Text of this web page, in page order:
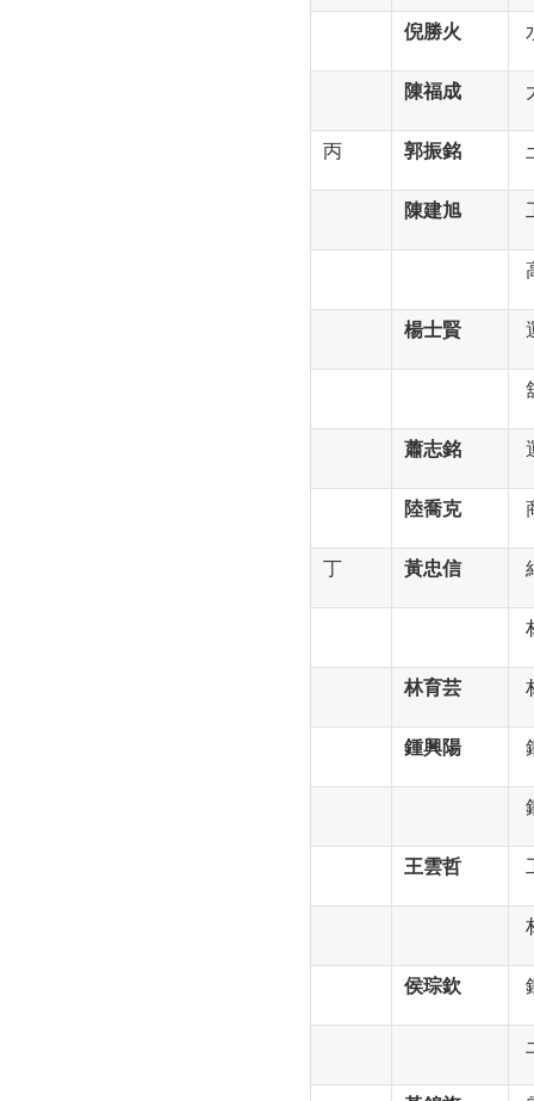
倪勝火
陳福成
丙 郭振銘
陳建旭
楊士賢
蕭志銘
陸喬克
丁 黃忠信
林育芸
鍾興陽
王雲哲
侯琮欽